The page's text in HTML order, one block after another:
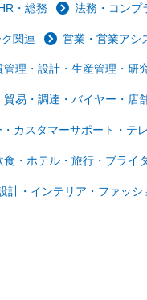
・総務 法務・コンプ
関連 営業・営業アシ
管理・設計・生産管理・研
貿易・調達・バイヤー・店
カスタマーサポート・テ
食・ホテル・旅行・ブライ
計・インテリア・ファッシ